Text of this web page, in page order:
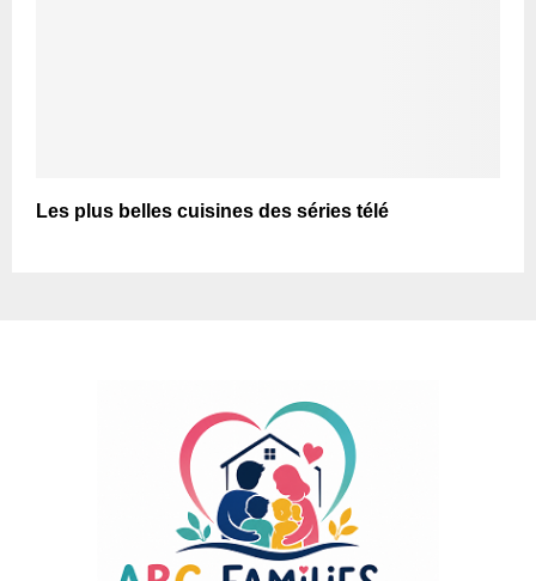
Les plus belles cuisines des séries télé